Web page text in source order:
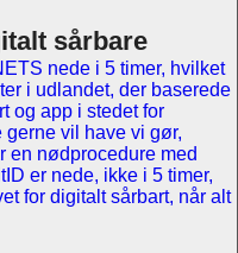
sårbare
nede i 5 timer, hvilket
i udlandet, der baserede
og app i stedet for
gerne vil have vi gør,
en nødprocedure med
er nede, ikke i 5 timer,
for digitalt sårbart, når alt